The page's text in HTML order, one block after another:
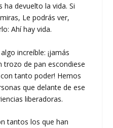
ha devuelto la vida. Si
Le podrás ver,
Ahí hay vida.
increíble: ¡jamás
trozo de pan escondiese
tanto poder! Hemos
que delante de ese
liberadoras.
tantos los que han